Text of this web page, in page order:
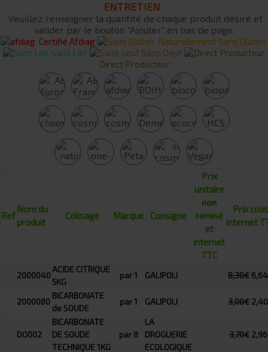
ENTRETIEN
Veuillez renseigner la quantité de chaque produit désiré et
valider par le bouton "Ajouter" en bas de page.
Certifié Afdiag
Naturellement Sans Gluten
Sans Lait
Sans Oeuf
Direct Producteur
Ref
Nom du
produit
Colisage Marque Consigne
Prix
unitaire
non
remisé
et
internet
TTC
Prix colis
internet
2000040
ACIDE CITRIQUE
5KG
par 1 GALIPOLI 8,30€
2000080
BICARBONATE
de SOUDE
par 1 GALIPOLI 3,00€
DO002
BICARBONATE
DE SOUDE
TECHNIQUE 1KG
par 8
LA
DROGUERIE
ECOLOGIQUE
3,70€